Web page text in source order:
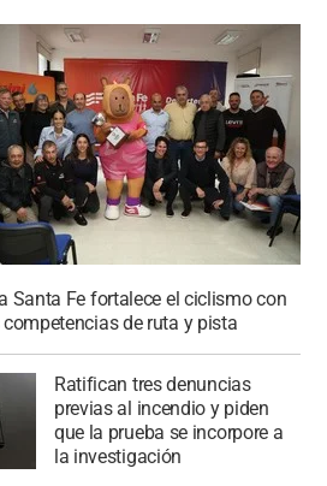
Santa Fe fortalece el ciclismo con
de ruta y pista
Ratifican tres denuncias
previas al incendio y piden
que la prueba se incorpore a
la investigación